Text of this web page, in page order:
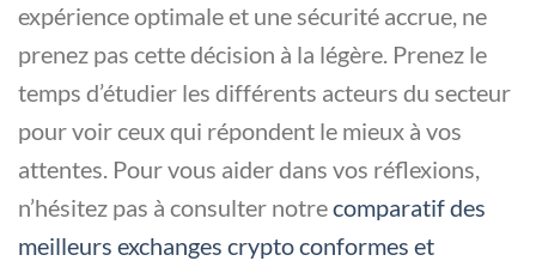
expérience optimale et une sécurité accrue, ne
prenez pas cette décision à la légère. Prenez le
temps d’étudier les différents acteurs du secteur
pour voir ceux qui répondent le mieux à vos
attentes. Pour vous aider dans vos réflexions,
n’hésitez pas à consulter notrecomparatif des
meilleurs exchanges crypto conformes et